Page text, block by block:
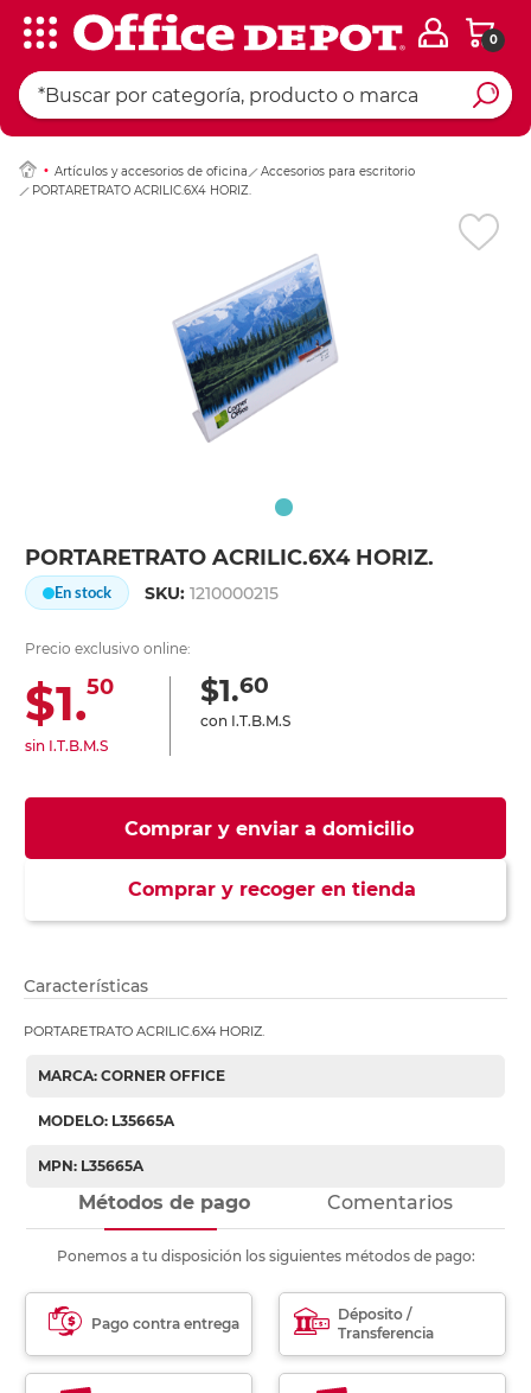
0
Artículos y accesorios de oficina
Accesorios para escritorio
PORTARETRATO ACRILIC.6X4 HORIZ.
PORTARETRATO ACRILIC.6X4 HORIZ.
En stock SKU:1210000215
Precio exclusivo online:
$1.50
sin I.T.B.M.S
$1.60
con I.T.B.M.S
Comprar y enviar a domicilio
Comprar y recoger en tienda
Ingresar Codigo
Características
PORTARETRATO ACRILIC.6X4 HORIZ.
MARCA: CORNER OFFICE
MODELO: L35665A
MPN: L35665A
Métodos de pago Comentarios
Ponemos a tu disposición los siguientes métodos de pago:
Pago contra entrega
Déposito /
Transferencia